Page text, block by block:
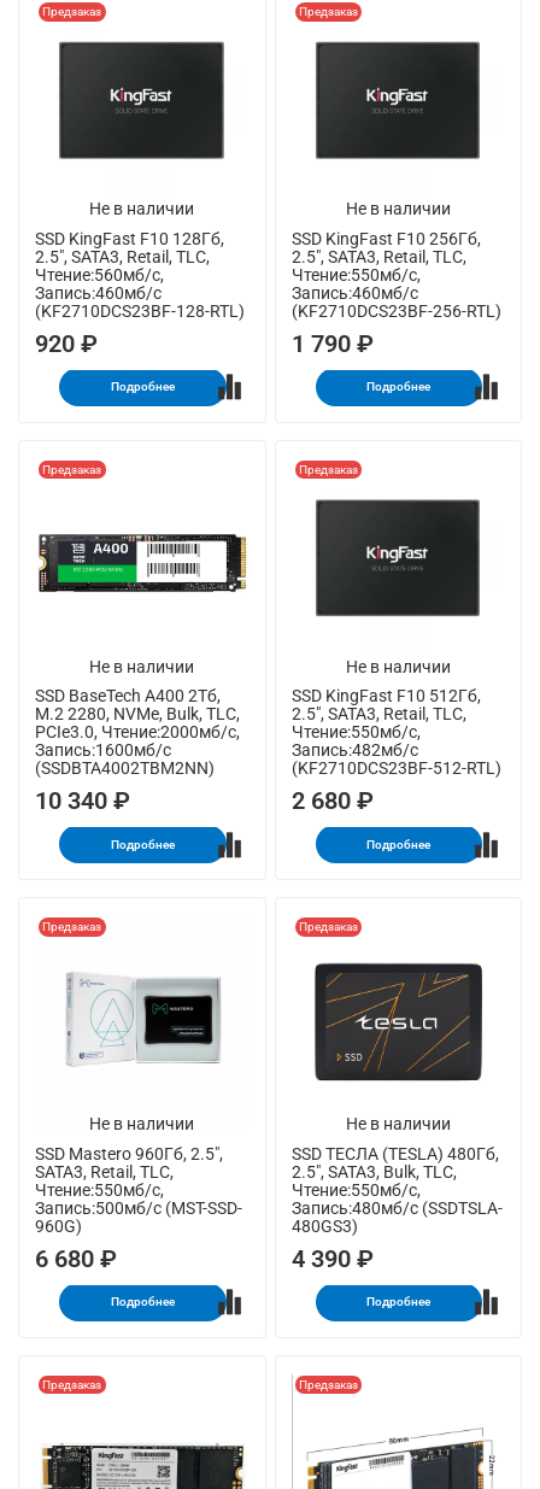
Не в наличии
Предзаказ
SSD KingFast F10 128Гб,
2.5", SATA3, Retail, TLC,
Чтение:560мб/с,
Запись:460мб/с
(KF2710DCS23BF-128-RTL)
920 ₽
Подробнее
Не в наличии
Предзаказ
SSD KingFast F10 256Гб,
2.5", SATA3, Retail, TLC,
Чтение:550мб/с,
Запись:460мб/с
(KF2710DCS23BF-256-RTL)
1 790 ₽
Подробнее
Не в наличии
Предзаказ
SSD BaseTech A400 2Тб,
M.2 2280, NVMe, Bulk, TLC,
PCIe3.0, Чтение:2000мб/с,
Запись:1600мб/с
(SSDBTA4002TBM2NN)
10 340 ₽
Подробнее
Не в наличии
Предзаказ
SSD KingFast F10 512Гб,
2.5", SATA3, Retail, TLC,
Чтение:550мб/с,
Запись:482мб/с
(KF2710DCS23BF-512-RTL)
2 680 ₽
Подробнее
Не в наличии
Предзаказ
SSD Mastero 960Гб, 2.5",
SATA3, Retail, TLC,
Чтение:550мб/с,
Запись:500мб/с (MST-SSD-
960G)
6 680 ₽
Подробнее
Не в наличии
Предзаказ
SSD ТЕСЛА (TESLA) 480Гб,
2.5", SATA3, Bulk, TLC,
Чтение:550мб/с,
Запись:480мб/с (SSDTSLA-
480GS3)
4 390 ₽
Подробнее
Предзаказ Предзаказ